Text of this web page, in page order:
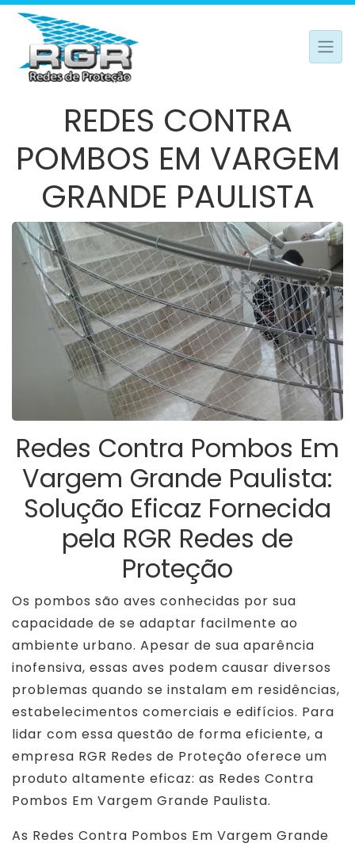
REDES CONTRA
POMBOS EM VARGEM
GRANDE PAULISTA
Redes Contra Pombos Em
Vargem Grande Paulista:
Solução Eficaz Fornecida
pela RGR Redes de
Proteção
Os pombos são aves conhecidas por sua
capacidade de se adaptar facilmente ao
ambiente urbano. Apesar de sua aparência
inofensiva, essas aves podem causar diversos
problemas quando se instalam em residências,
estabelecimentos comerciais e edifícios. Para
lidar com essa questão de forma eficiente, a
empresa RGR Redes de Proteção oferece um
produto altamente eficaz: as Redes Contra
Pombos Em Vargem Grande Paulista.
As Redes Contra Pombos Em Vargem Grande